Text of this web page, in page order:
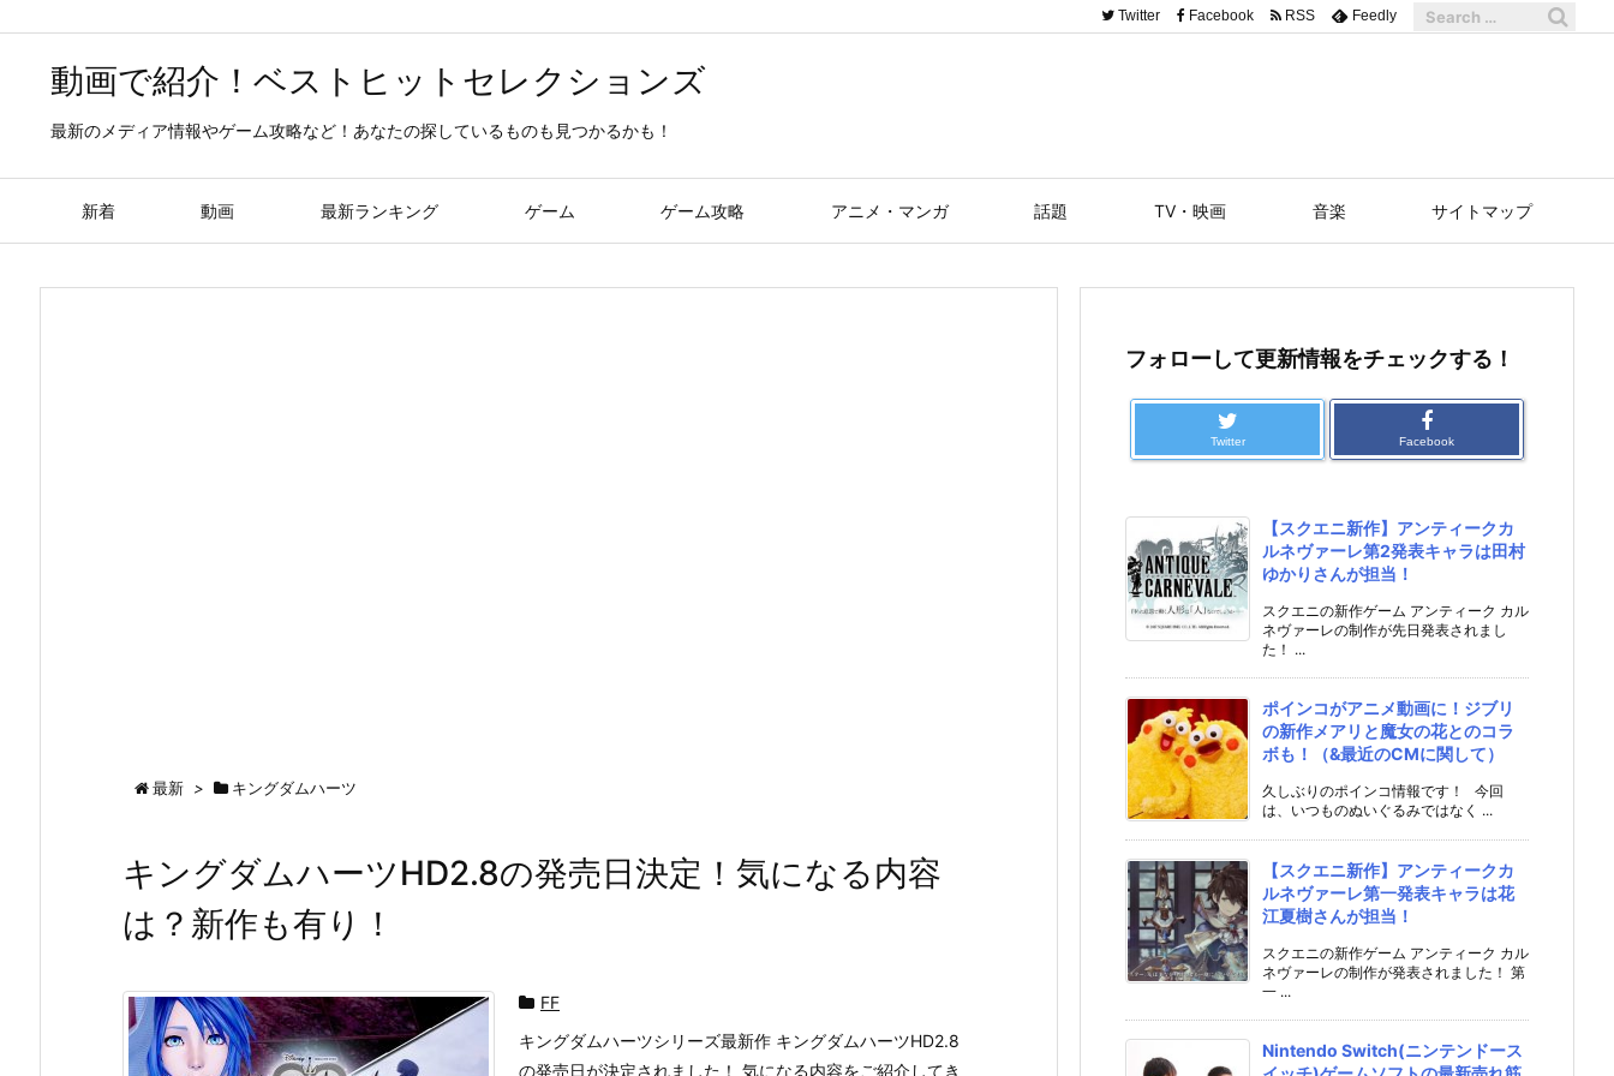
動画で紹介！ベストヒットセレクションズ
最新のメディア情報やゲーム攻略など！あなたの探しているものも見つかるかも！
新着 動画 最新ランキング ゲーム ゲーム攻略 アニメ・マンガ 話題 TV・映画 音楽 サイトマップ
Twitter Facebook RSS Feedly
最新 > キングダムハーツ
キングダムハーツHD2.8の発売日決定！気になる内容
は？新作も有り！
FF
キングダムハーツシリーズ最新作 キングダムハーツHD2.8
の発売日が決定されました！ 気になる内容をご紹介してき
フォローして更新情報をチェックする！
Twitter Facebook
【スクエニ新作】アンティークカ
ルネヴァーレ第2発表キャラは田村
ゆかりさんが担当！
スクエニの新作ゲーム アンティーク カル
ネヴァーレの制作が先日発表されまし
た！ ...
ポインコがアニメ動画に！ジブリ
の新作メアリと魔女の花とのコラ
ボも！（&最近のCMに関して）
久しぶりのポインコ情報です！ 今回
は、いつものぬいぐるみではなく ...
【スクエニ新作】アンティークカ
ルネヴァーレ第一発表キャラは花
江夏樹さんが担当！
スクエニの新作ゲーム アンティーク カル
ネヴァーレの制作が発表されました！ 第
一 ...
Nintendo Switch(ニンテンドース